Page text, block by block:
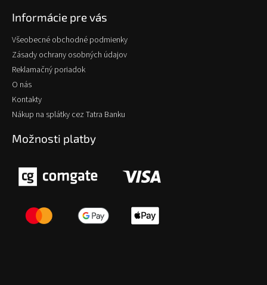
Informácie pre vás
Všeobecné obchodné podmienky
Zásady ochrany osobných údajov
Reklamačný poriadok
O nás
Kontakty
Nákup na splátky cez Tatra Banku
Možnosti platby